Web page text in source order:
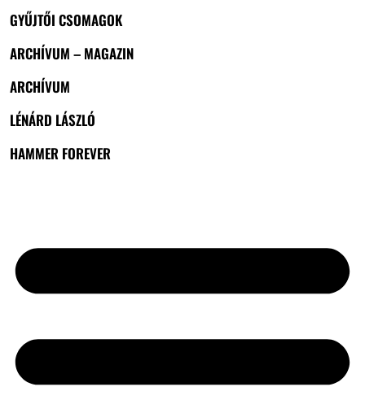
GYŰJTŐI CSOMAGOK
ARCHÍVUM – MAGAZIN
ARCHÍVUM
LÉNÁRD LÁSZLÓ
HAMMER FOREVER